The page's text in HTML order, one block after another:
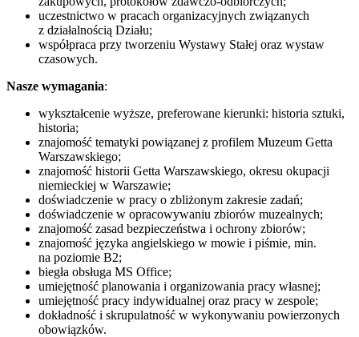
uczestnictwo w pracach organizacyjnych związanych
z działalnością Działu;
współpraca przy tworzeniu Wystawy Stałej oraz wystaw
czasowych.
Nasze wymagania:
wykształcenie wyższe, preferowane kierunki: historia sztuki,
historia;
znajomość tematyki powiązanej z profilem Muzeum Getta
Warszawskiego;
znajomość historii Getta Warszawskiego, okresu okupacji
niemieckiej w Warszawie;
doświadczenie w pracy o zbliżonym zakresie zadań;
doświadczenie w opracowywaniu zbiorów muzealnych;
znajomość zasad bezpieczeństwa i ochrony zbiorów;
znajomość języka angielskiego w mowie i piśmie, min.
na poziomie B2;
biegła obsługa MS Office;
umiejętność planowania i organizowania pracy własnej;
umiejętność pracy indywidualnej oraz pracy w zespole;
dokładność i skrupulatność w wykonywaniu powierzonych
obowiązków.